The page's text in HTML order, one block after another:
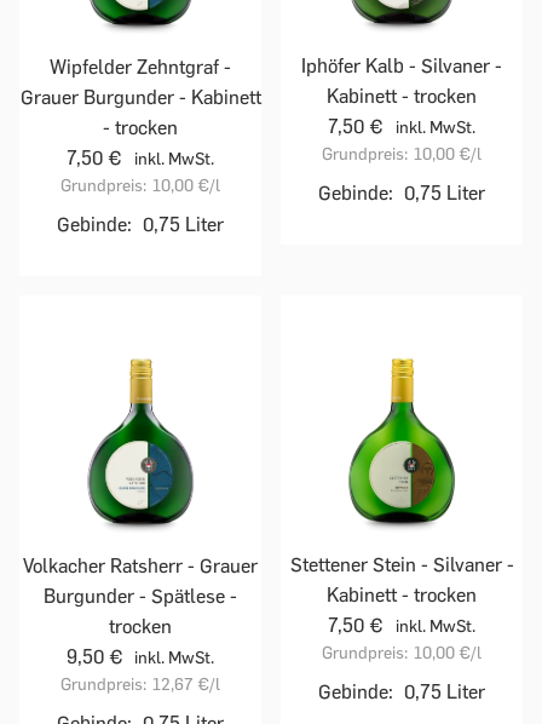
Wipfelder Zehntgraf -
Grauer Burgunder - Kabinett
- trocken
7,50 €
inkl. MwSt.
Grundpreis: 10,00 €/l
Gebinde: 0,75 Liter
Iphöfer Kalb - Silvaner -
Kabinett - trocken
7,50 €
inkl. MwSt.
Grundpreis: 10,00 €/l
Gebinde: 0,75 Liter
Volkacher Ratsherr - Grauer
Burgunder - Spätlese -
trocken
9,50 €
inkl. MwSt.
Grundpreis: 12,67 €/l
Stettener Stein - Silvaner -
Kabinett - trocken
7,50 €
inkl. MwSt.
Grundpreis: 10,00 €/l
Gebinde: 0,75 Liter